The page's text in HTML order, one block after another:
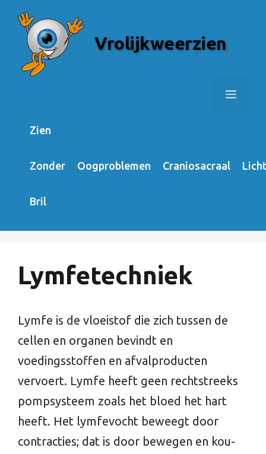
content
Vrolijkweerzien
Menu
Zien
Zonder
Bril
Oogproblemen Craniosacraal Licht
Lymfetechniek
Lymfe is de vloeistof die zich tussen de
cellen en organen bevindt en
voedingsstoffen en afvalproducten
vervoert. Lymfe heeft geen rechtstreeks
pompsysteem zoals het bloed het hart
heeft. Het lymfevocht beweegt door
contracties; dat is door bewegen en kou-